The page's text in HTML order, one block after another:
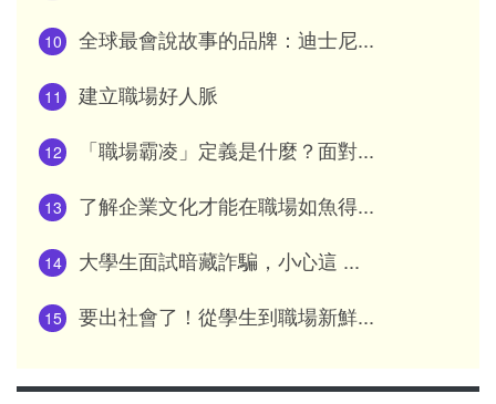
10 全球最會說故事的品牌：迪士尼...
11 建立職場好人脈
12 「職場霸凌」定義是什麼？面對...
13 了解企業文化才能在職場如魚得...
14 大學生面試暗藏詐騙，小心這 ...
15 要出社會了！從學生到職場新鮮...